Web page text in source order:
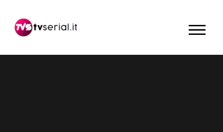
navigazione
contenuto
barra
primaria
MENU